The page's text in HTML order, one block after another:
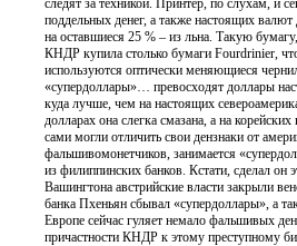
следят за техникой. Принтер, по слухам, и
поддельных денег, а также настоящих
на оставшиеся 25 % – из льна. Такую
КНДР купила столько бумаги Fourdrinier,
используются оптически меняющиеся
«супердоллары»… превосходят доллары
куда лучше, чем на настоящих
долларах она слегка смазана, а на
сами могли отличить свои дензнаки от
фальшивомонетчиков, занимается
из филиппинских банков. Кстати, сделал он
Вашингтона австрийские власти закрыли
банка Пхеньян сбывал «супердоллары», а
Европе сейчас гуляет немало фальшивых
причастности КНДР к этому преступному